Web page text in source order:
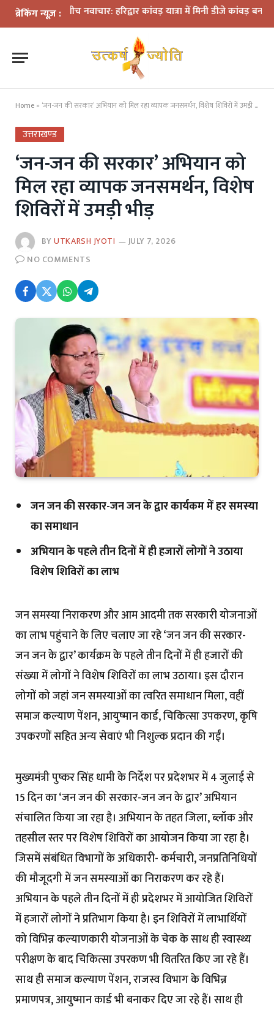
ब्रेकिंग न्यूज़ :
के बीच नवाचार: हरिद्वार कांवड़ यात्रा में मिनी डीजे कांवड़ बना आकर्षण
Home » ‘जन-जन की सरकार’ अभियान को मिल रहा व्यापक जनसमर्थन, विशेष शिविरों में उमड़ी भीड़
उत्तराखण्ड
‘जन-जन की सरकार’ अभियान को
मिल रहा व्यापक जनसमर्थन, विशेष
शिविरों में उमड़ी भीड़
BYUTKARSH JYOTI
JULY 7, 2026
NO COMMENTS
जन जन की सरकार-जन जन के द्वार कार्यकम में हर समस्या
का समाधान
अभियान के पहले तीन दिनों में ही हजारों लोगों ने उठाया
विशेष शिविरों का लाभ
जन समस्या निराकरण और आम आदमी तक सरकारी योजनाओं
का लाभ पहुंचाने के लिए चलाए जा रहे ‘जन जन की सरकार-
जन जन के द्वार’ कार्यक्रम के पहले तीन दिनों में ही हजारों की
संख्या में लोगों ने विशेष शिविरों का लाभ उठाया। इस दौरान
लोगों को जहां जन समस्याओं का त्वरित समाधान मिला, वहीं
समाज कल्याण पेंशन, आयुष्मान कार्ड, चिकित्सा उपकरण, कृषि
उपकरणों सहित अन्य सेवाएं भी निशुल्क प्रदान की गईं।
मुख्यमंत्री पुष्कर सिंह धामी के निर्देश पर प्रदेशभर में 4 जुलाई से
15 दिन का ‘जन जन की सरकार-जन जन के द्वार’ अभियान
संचालित किया जा रहा है। अभियान के तहत जिला, ब्लॉक और
तहसील स्तर पर विशेष शिविरों का आयोजन किया जा रहा है।
जिसमें संबंधित विभागों के अधिकारी- कर्मचारी, जनप्रतिनिधियों
की मौजूदगी में जन समस्याओं का निराकरण कर रहे हैं।
अभियान के पहले तीन दिनों में ही प्रदेशभर में आयोजित शिविरों
में हजारों लोगों ने प्रतिभाग किया है। इन शिविरों में लाभार्थियों
को विभिन्न कल्याणकारी योजनाओं के चेक के साथ ही स्वास्थ्य
परीक्षण के बाद चिकित्सा उपरकण भी वितरित किए जा रहे हैं।
साथ ही समाज कल्याण पेंशन, राजस्व विभाग के विभिन्न
प्रमाणपत्र, आयुष्मान कार्ड भी बनाकर दिए जा रहे हैं। साथ ही